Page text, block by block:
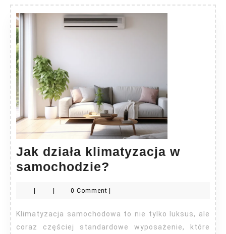
Jak działa klimatyzacja w
samochodzie?
klimatyzacja
w
samochodzie?
| | 0 Comment |
Klimatyzacja samochodowa to nie tylko luksus, ale
coraz częściej standardowe wyposażenie, które